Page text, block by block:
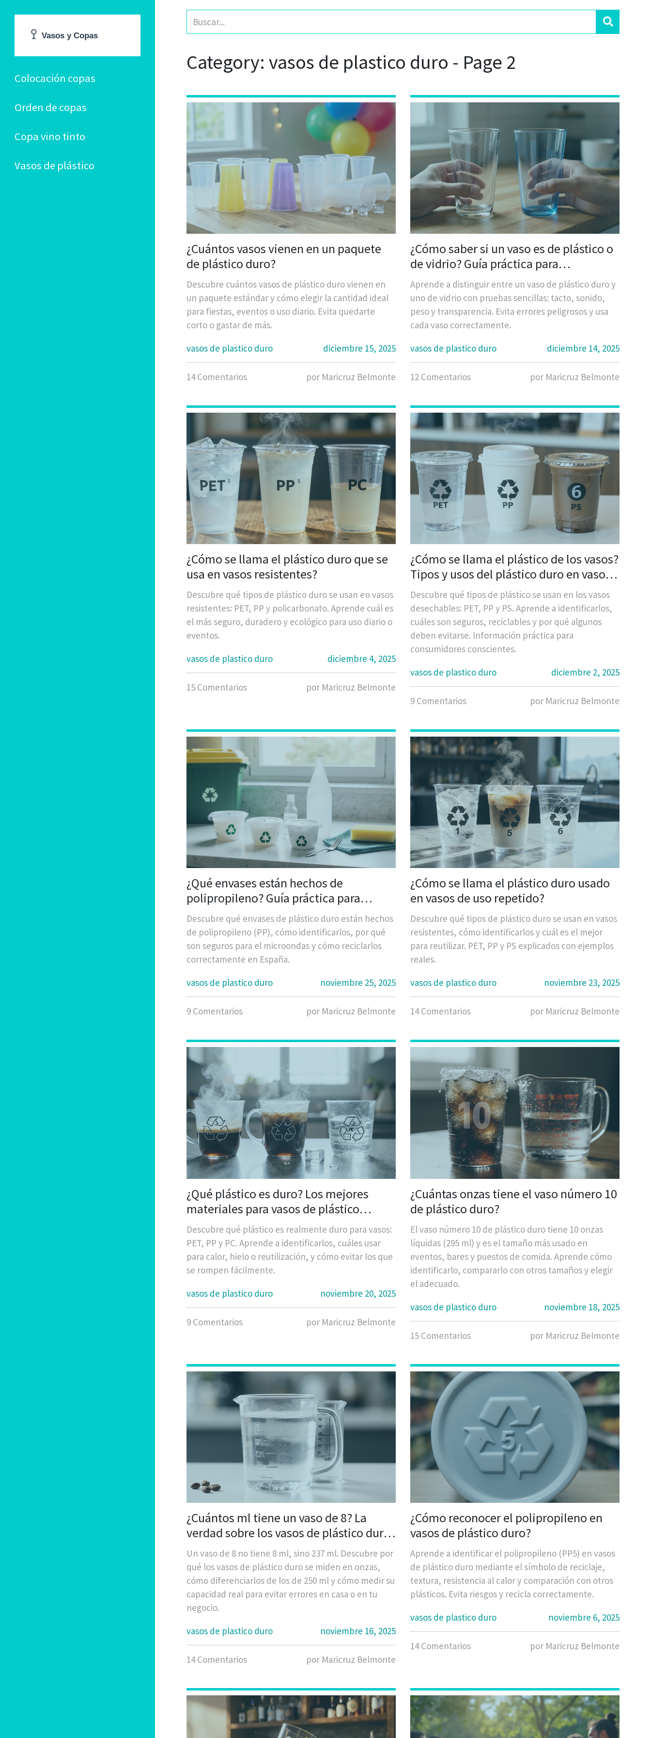
Colocación copas
Orden de copas
Copa vino tinto
Vasos de plástico
Category: vasos de plastico duro - Page 2
¿Cuántos vasos vienen en un paquete
de plástico duro?
Descubre cuántos vasos de plástico duro vienen en
un paquete estándar y cómo elegir la cantidad ideal
para fiestas, eventos o uso diario. Evita quedarte
corto o gastar de más.
vasos de plastico duro
diciembre 15, 2025
14 Comentarios por Maricruz Belmonte
¿Cómo saber si un vaso es de plástico o
de vidrio? Guía práctica para
identificarlos sin equivocarte
Aprende a distinguir entre un vaso de plástico duro y
uno de vidrio con pruebas sencillas: tacto, sonido,
peso y transparencia. Evita errores peligrosos y usa
cada vaso correctamente.
vasos de plastico duro
diciembre 14, 2025
12 Comentarios por Maricruz Belmonte
¿Cómo se llama el plástico duro que se
usa en vasos resistentes?
Descubre qué tipos de plástico duro se usan en vasos
resistentes: PET, PP y policarbonato. Aprende cuál es
el más seguro, duradero y ecológico para uso diario o
eventos.
vasos de plastico duro
diciembre 4, 2025
15 Comentarios por Maricruz Belmonte
¿Cómo se llama el plástico de los vasos?
Tipos y usos del plástico duro en vasos
desechables
Descubre qué tipos de plástico se usan en los vasos
desechables: PET, PP y PS. Aprende a identificarlos,
cuáles son seguros, reciclables y por qué algunos
deben evitarse. Información práctica para
consumidores conscientes.
vasos de plastico duro
diciembre 2, 2025
9 Comentarios por Maricruz Belmonte
¿Qué envases están hechos de
polipropileno? Guía práctica para
identificarlos en el hogar
Descubre qué envases de plástico duro están hechos
de polipropileno (PP), cómo identificarlos, por qué
son seguros para el microondas y cómo reciclarlos
correctamente en España.
vasos de plastico duro
noviembre 25, 2025
9 Comentarios por Maricruz Belmonte
¿Cómo se llama el plástico duro usado
en vasos de uso repetido?
Descubre qué tipos de plástico duro se usan en vasos
resistentes, cómo identificarlos y cuál es el mejor
para reutilizar. PET, PP y PS explicados con ejemplos
reales.
vasos de plastico duro
noviembre 23, 2025
14 Comentarios por Maricruz Belmonte
¿Qué plástico es duro? Los mejores
materiales para vasos de plástico
resistente
Descubre qué plástico es realmente duro para vasos:
PET, PP y PC. Aprende a identificarlos, cuáles usar
para calor, hielo o reutilización, y cómo evitar los que
se rompen fácilmente.
vasos de plastico duro
noviembre 20, 2025
9 Comentarios por Maricruz Belmonte
¿Cuántas onzas tiene el vaso número 10
de plástico duro?
El vaso número 10 de plástico duro tiene 10 onzas
líquidas (295 ml) y es el tamaño más usado en
eventos, bares y puestos de comida. Aprende cómo
identificarlo, compararlo con otros tamaños y elegir
el adecuado.
vasos de plastico duro
noviembre 18, 2025
15 Comentarios por Maricruz Belmonte
¿Cuántos ml tiene un vaso de 8? La
verdad sobre los vasos de plástico duro
más comunes
Un vaso de 8 no tiene 8 ml, sino 237 ml. Descubre por
qué los vasos de plástico duro se miden en onzas,
cómo diferenciarlos de los de 250 ml y cómo medir su
capacidad real para evitar errores en casa o en tu
negocio.
vasos de plastico duro
noviembre 16, 2025
14 Comentarios por Maricruz Belmonte
¿Cómo reconocer el polipropileno en
vasos de plástico duro?
Aprende a identificar el polipropileno (PP5) en vasos
de plástico duro mediante el símbolo de reciclaje,
textura, resistencia al calor y comparación con otros
plásticos. Evita riesgos y recicla correctamente.
vasos de plastico duro
noviembre 6, 2025
14 Comentarios por Maricruz Belmonte